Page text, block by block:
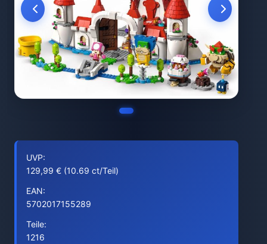
UVP:
129,99 € (10.69 ct/Teil)
EAN:
5702017155289
Teile:
1216